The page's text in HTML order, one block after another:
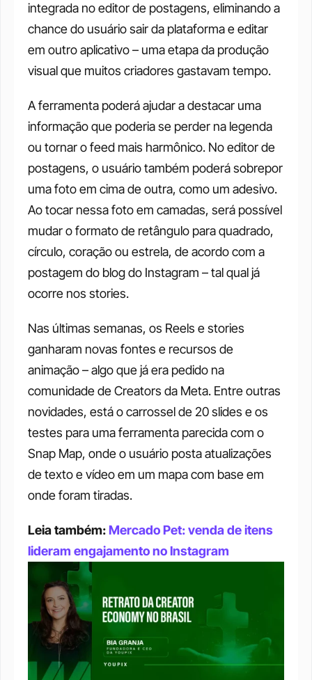
integrada no editor de postagens, eliminando a
chance do usuário sair da plataforma e editar
em outro aplicativo – uma etapa da produção
visual que muitos criadores gastavam tempo.
A ferramenta poderá ajudar a destacar uma
informação que poderia se perder na legenda
ou tornar o feed mais harmônico. No editor de
postagens, o usuário também poderá sobrepor
uma foto em cima de outra, como um adesivo.
Ao tocar nessa foto em camadas, será possível
mudar o formato de retângulo para quadrado,
círculo, coração ou estrela, de acordo com a
postagem do blog do Instagram – tal qual já
ocorre nos stories.
Nas últimas semanas, os Reels e stories
ganharam novas fontes e recursos de
animação – algo que já era pedido na
comunidade de Creators da Meta. Entre outras
novidades, está o carrossel de 20 slides e os
testes para uma ferramenta parecida com o
Snap Map, onde o usuário posta atualizações
de texto e vídeo em um mapa com base em
onde foram tiradas.
Leia também: Mercado Pet: venda de itens
lideram engajamento no Instagram